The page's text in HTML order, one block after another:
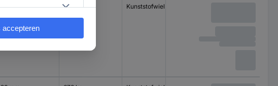
20 mm 580 kg Kunststofwiel